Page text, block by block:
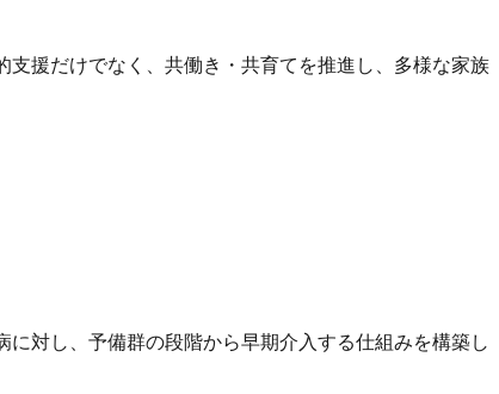
援だけでなく、共働き・共育てを推進し、多様な家族
対し、予備群の段階から早期介入する仕組みを構築し